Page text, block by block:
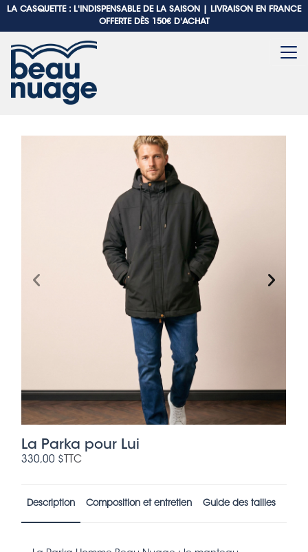
LA CASQUETTE : L'INDISPENSABLE DE LA SAISON |
LIVRAISON EN FRANCE
OFFERTE DÈS 150€ D'ACHAT
La Parka pour Lui
330,00 $ TTC
Description Composition et entretien Guide des tailles